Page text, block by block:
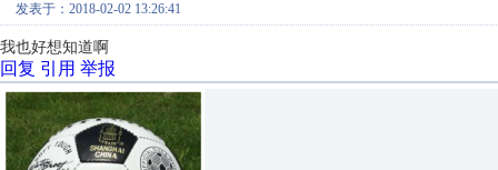
发表于：2018-02-02 13:26:41
我也好想知道啊
回复 引用 举报